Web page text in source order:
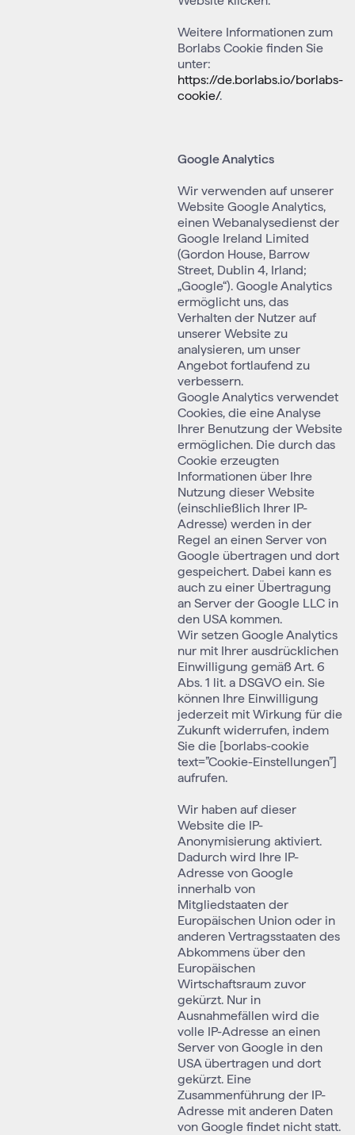
Weitere Informationen zum
Borlabs Cookie finden Sie
unter:
https://de.borlabs.io/borlabs-
cookie/.
Google Analytics
Wir verwenden auf unserer
Website Google Analytics,
einen Webanalysedienst der
Google Ireland Limited
(Gordon House, Barrow
Street, Dublin 4, Irland;
„Google“). Google Analytics
ermöglicht uns, das
Verhalten der Nutzer auf
unserer Website zu
analysieren, um unser
Angebot fortlaufend zu
verbessern.
Google Analytics verwendet
Cookies, die eine Analyse
Ihrer Benutzung der Website
ermöglichen. Die durch das
Cookie erzeugten
Informationen über Ihre
Nutzung dieser Website
(einschließlich Ihrer IP-
Adresse) werden in der
Regel an einen Server von
Google übertragen und dort
gespeichert. Dabei kann es
auch zu einer Übertragung
an Server der Google LLC in
den USA kommen.
Wir setzen Google Analytics
nur mit Ihrer ausdrücklichen
Einwilligung gemäß Art. 6
Abs. 1 lit. a DSGVO ein. Sie
können Ihre Einwilligung
jederzeit mit Wirkung für die
Zukunft widerrufen, indem
Sie die [borlabs-cookie
text=”Cookie-Einstellungen”]
aufrufen.
Wir haben auf dieser
Website die IP-
Anonymisierung aktiviert.
Dadurch wird Ihre IP-
Adresse von Google
innerhalb von
Mitgliedstaaten der
Europäischen Union oder in
anderen Vertragsstaaten des
Abkommens über den
Europäischen
Wirtschaftsraum zuvor
gekürzt. Nur in
Ausnahmefällen wird die
volle IP-Adresse an einen
Server von Google in den
USA übertragen und dort
gekürzt. Eine
Zusammenführung der IP-
Adresse mit anderen Daten
von Google findet nicht statt.